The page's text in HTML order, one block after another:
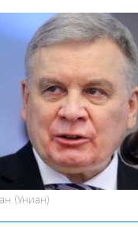
(Униан)